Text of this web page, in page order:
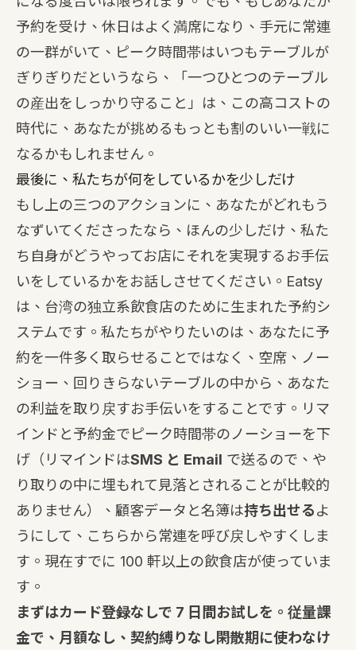
予約を受け、休日はよく満席になり、手元に常連
の一群がいて、ピーク時間帯はいつもテーブルが
ぎりぎりだというなら、「一つひとつのテーブル
の産出をしっかり守ること」は、この高コストの
時代に、あなたが挑めるもっとも割のいい一戦に
なるかもしれません。
最後に、私たちが何をしているかを少しだけ
もし上の三つのアクションに、あなたがどれもう
なずいてくださったなら、ほんの少しだけ、私た
ち自身がどうやってお店にそれを実現するお手伝
いをしているかをお話しさせてください。Eatsy
は、台湾の独立系飲食店のために生まれた予約シ
ステムです。私たちがやりたいのは、あなたに予
約を一件多く取らせることではなく、空席、ノー
ショー、回りきらないテーブルの中から、あなた
の利益を取り戻すお手伝いをすることです。リマ
インドと予約金でピーク時間帯のノーショーを下
げ（リマインドはSMS と Email で送るので、や
り取りの中に埋もれて見落とされることが比較的
ありません）、顧客データと名簿は持ち出せるよ
うにして、こちらから常連を呼び戻しやすくしま
す。現在すでに 100 軒以上の飲食店が使っていま
す。
まずはカード登録なしで 7 日間お試しを。従量課
金で、月額なし、契約縛りなし――閑散期に使わなけ